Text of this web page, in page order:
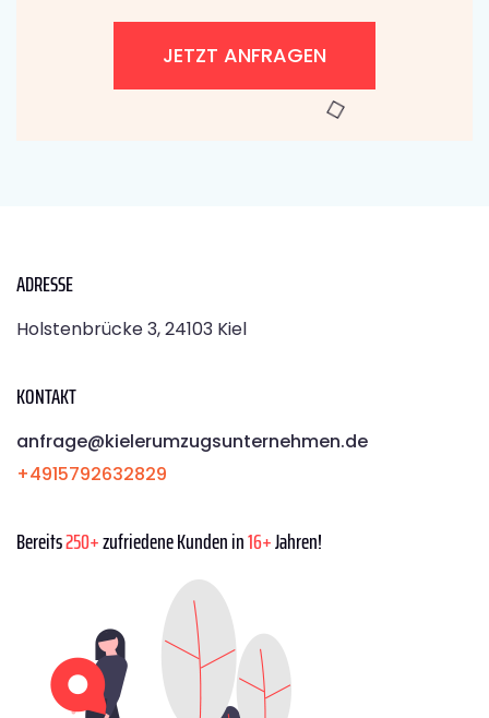
JETZT ANFRAGEN
ADRESSE
Holstenbrücke 3, 24103 Kiel
KONTAKT
anfrage@kielerumzugsunternehmen.de
+4915792632829
Bereits250+zufriedene Kunden in16+Jahren!